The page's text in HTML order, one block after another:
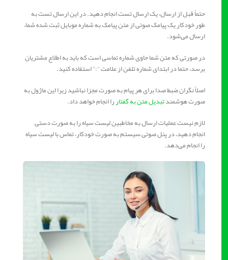
حتماً قبل از ارسال، یک ارسال تست انجام دهید. در این ارسال تست به
طور خودکار یک پیامک صوتی از متن پیامک به شماره موبایل ثبت شده شما،
ارسال می‌شود.
در صورتی که متن شما حاوی شماره تماسی است که باید به اطلاع مشتریان
برسد، حتما در ابتدای شماره تلفن از علامت ":" استفاده کنید.
اصلاً نگران ضبط صدا برای هر پیام به صورت مجزا نباشید زیرا این ماژول به
صورت هوشمندتبدیل متن به گفتاررا انجام خواهد داد.
لازم نیست عملیات ارسال به مخاطبین لیست سیاه را به صورت دستی
انجام دهید، در پنل صوتی سیستم به صورت خودکار، تماس با لیست سیاه
را انجام می‌دهد.